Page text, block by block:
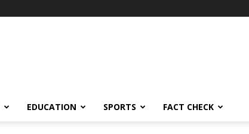
EDUCATION SPORTS FACT CHECK